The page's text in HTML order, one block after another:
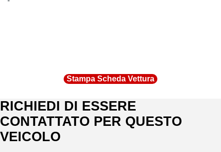
Stampa Scheda Vettura
RICHIEDI DI ESSERE
CONTATTATO PER QUESTO
VEICOLO